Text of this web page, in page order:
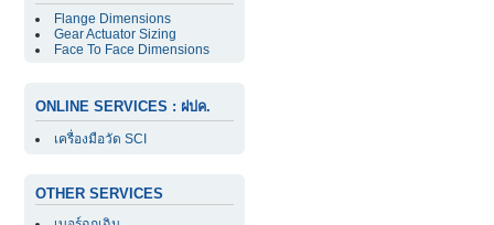
Flange Dimensions
Gear Actuator Sizing
Face To Face Dimensions
ONLINE SERVICES : ฝปค.
เครื่องมือวัด SCI
OTHER SERVICES